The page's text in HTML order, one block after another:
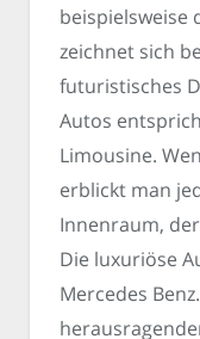
beispielsweise
zeichnet sich
futuristisches
Autos
Limousine.
erblickt man
Innenraum,
Die luxuriöse
Mercedes